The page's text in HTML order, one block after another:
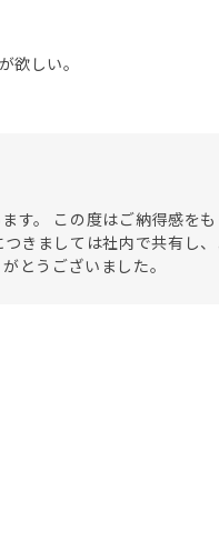
欲しい。
す。 この度はご納得感を
きましては社内で共有し
とうございました。